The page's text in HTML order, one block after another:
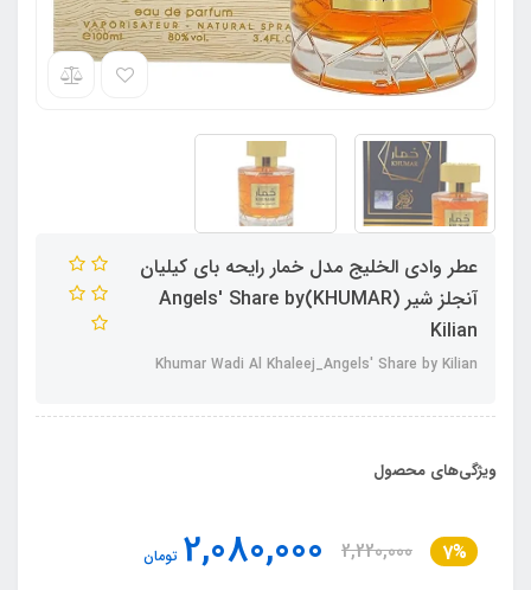
عطر وادی الخلیج مدل خمار رایحه بای کیلیان
آنجلز شیر (KHUMAR)Angels' Share by
Kilian
Khumar Wadi Al Khaleej_Angels' Share by Kilian
ویژگی‌های محصول
7%
2,220,000
2,080,000 تومان